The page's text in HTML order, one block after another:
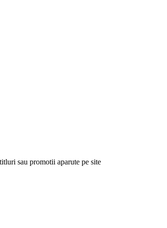
sau promotii aparute pe site